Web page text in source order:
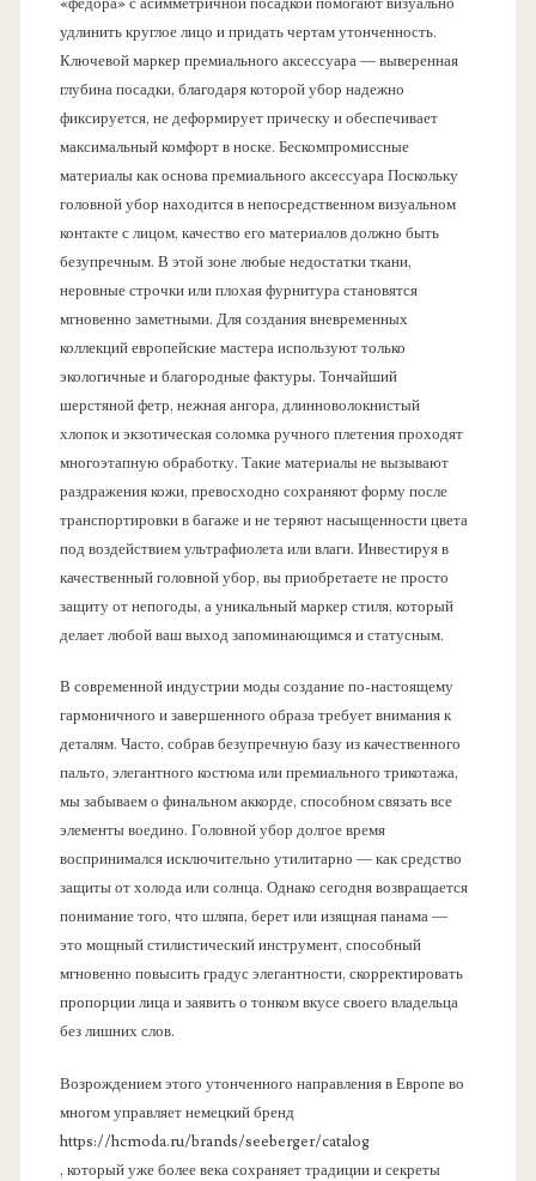
удлинить круглое лицо и придать чертам утонченность.
Ключевой маркер премиального аксессуара — выверенная
глубина посадки, благодаря которой убор надежно
фиксируется, не деформирует прическу и обеспечивает
максимальный комфорт в носке. Бескомпромиссные
материалы как основа премиального аксессуара Поскольку
головной убор находится в непосредственном визуальном
контакте с лицом, качество его материалов должно быть
безупречным. В этой зоне любые недостатки ткани,
неровные строчки или плохая фурнитура становятся
мгновенно заметными. Для создания вневременных
коллекций европейские мастера используют только
экологичные и благородные фактуры. Тончайший
шерстяной фетр, нежная ангора, длинноволокнистый
хлопок и экзотическая соломка ручного плетения проходят
многоэтапную обработку. Такие материалы не вызывают
раздражения кожи, превосходно сохраняют форму после
транспортировки в багаже и не теряют насыщенности цвета
под воздействием ультрафиолета или влаги. Инвестируя в
качественный головной убор, вы приобретаете не просто
защиту от непогоды, а уникальный маркер стиля, который
делает любой ваш выход запоминающимся и статусным.
В современной индустрии моды создание по-настоящему
гармоничного и завершенного образа требует внимания к
деталям. Часто, собрав безупречную базу из качественного
пальто, элегантного костюма или премиального трикотажа,
мы забываем о финальном аккорде, способном связать все
элементы воедино. Головной убор долгое время
воспринимался исключительно утилитарно — как средство
защиты от холода или солнца. Однако сегодня возвращается
понимание того, что шляпа, берет или изящная панама —
это мощный стилистический инструмент, способный
мгновенно повысить градус элегантности, скорректировать
пропорции лица и заявить о тонком вкусе своего владельца
без лишних слов.
Возрождением этого утонченного направления в Европе во
многом управляет немецкий бренд
https://hcmoda.ru/brands/seeberger/catalog
, который уже более века сохраняет традиции и секреты